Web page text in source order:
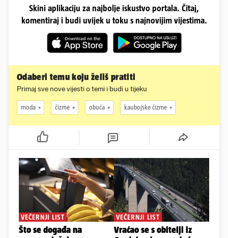
Skini aplikaciju za najbolje iskustvo portala. Čitaj,
komentiraj i budi uvijek u toku s najnovijim vijestima.
Odaberi temu koju želiš pratiti
Primaj sve nove vijesti o temi i budi u tijeku
moda čizme obuća kaubojske čizme